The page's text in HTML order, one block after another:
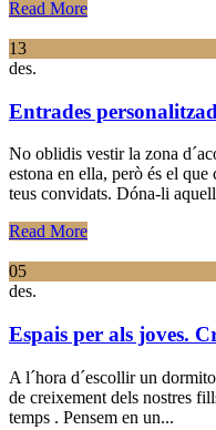
Read More
13
des.
Entrades
No oblidis vestir la zona
estona en ella, però és el
teus convidats. Dóna-li
Read More
05
des.
Espais per als joves.
A l´hora d´escollir un
de creixement dels nostres
temps . Pensem en un...